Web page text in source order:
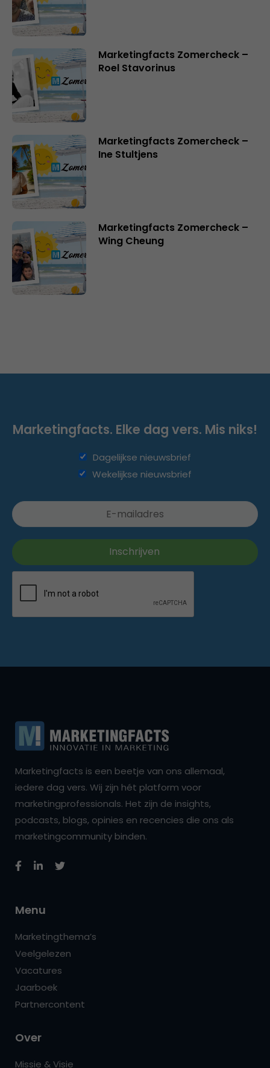
Marketingfacts Zomercheck –
Roel Stavorinus
Marketingfacts Zomercheck –
Ine Stultjens
Marketingfacts Zomercheck –
Wing Cheung
Marketingfacts. Elke dag vers. Mis niks!
Dagelijkse nieuwsbrief
Wekelijkse nieuwsbrief
Marketingfacts is een beetje van ons allemaal,
iedere dag vers. Wij zijn hét platform voor
marketingprofessionals. Het zijn de insights,
podcasts, blogs, opinies en recencies die ons als
marketingcommunity binden.
Menu
Marketingthema’s
Veelgelezen
Vacatures
Jaarboek
Partnercontent
Over
Missie & Visie